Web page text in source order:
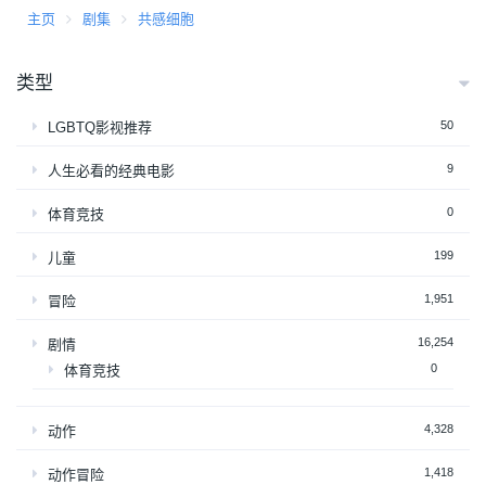
主页 剧集 共感细胞
类型
LGBTQ影视推荐 50
人生必看的经典电影 9
体育竞技 0
儿童 199
冒险 1,951
剧情 16,254
体育竞技 0
动作 4,328
动作冒险 1,418